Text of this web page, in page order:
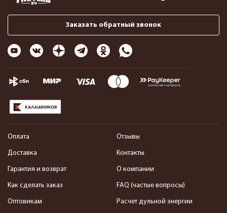
Заказать обратный звонок
Оплата
Доставка
Гарантия и возврат
Как сделать заказ
Оптовикам
Отзывы
Контакты
О компании
FAQ (частые вопросы)
Расчет дульной энергии